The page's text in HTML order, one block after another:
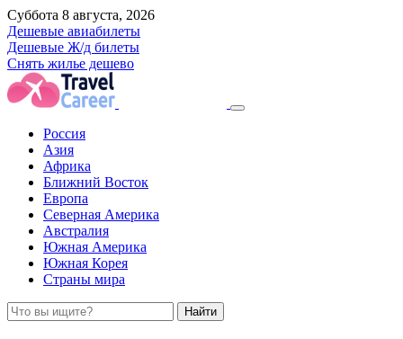
Суббота 8 августа, 2026
Дешевые авиабилеты
Дешевые Ж/д билеты
Снять жилье дешево
Россия
Азия
Африка
Ближний Восток
Европа
Северная Америка
Австралия
Южная Америка
Южная Корея
Страны мира
Найти